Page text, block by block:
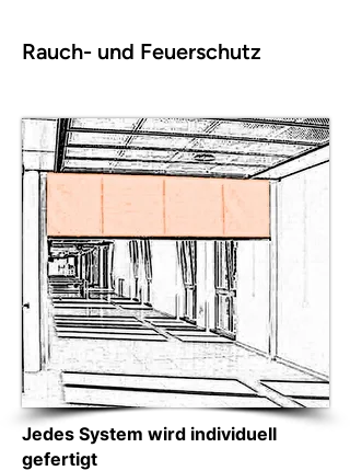
Rauch- und Feuerschutz
Jedes System wird individuell
gefertigt